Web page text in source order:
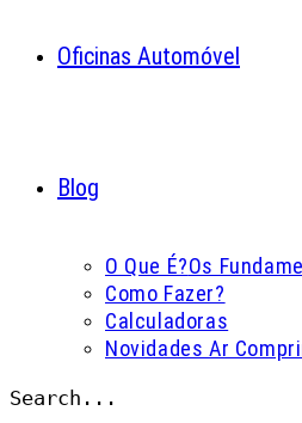
Oficinas Automóvel
Blog
O Que É?Os
Como Fazer?
Calculadoras
Novidades Ar
Search...